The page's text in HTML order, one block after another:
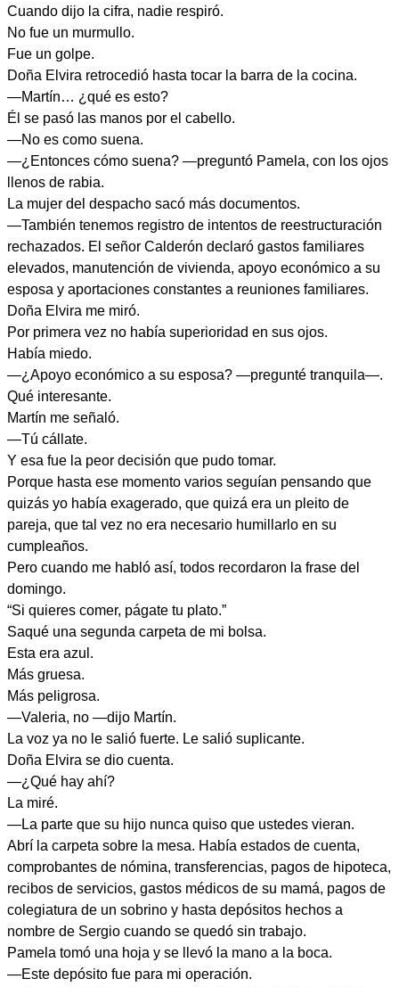
Cuando dijo la cifra, nadie respiró.
No fue un murmullo.
Fue un golpe.
Doña Elvira retrocedió hasta tocar la barra de la cocina.
—Martín… ¿qué es esto?
Él se pasó las manos por el cabello.
—No es como suena.
—¿Entonces cómo suena? —preguntó Pamela, con los ojos
llenos de rabia.
La mujer del despacho sacó más documentos.
—También tenemos registro de intentos de reestructuración
rechazados. El señor Calderón declaró gastos familiares
elevados, manutención de vivienda, apoyo económico a su
esposa y aportaciones constantes a reuniones familiares.
Doña Elvira me miró.
Por primera vez no había superioridad en sus ojos.
Había miedo.
—¿Apoyo económico a su esposa? —pregunté tranquila—.
Qué interesante.
Martín me señaló.
—Tú cállate.
Y esa fue la peor decisión que pudo tomar.
Porque hasta ese momento varios seguían pensando que
quizás yo había exagerado, que quizá era un pleito de
pareja, que tal vez no era necesario humillarlo en su
cumpleaños.
Pero cuando me habló así, todos recordaron la frase del
domingo.
“Si quieres comer, págate tu plato.”
Saqué una segunda carpeta de mi bolsa.
Esta era azul.
Más gruesa.
Más peligrosa.
—Valeria, no —dijo Martín.
La voz ya no le salió fuerte. Le salió suplicante.
Doña Elvira se dio cuenta.
—¿Qué hay ahí?
La miré.
—La parte que su hijo nunca quiso que ustedes vieran.
Abrí la carpeta sobre la mesa. Había estados de cuenta,
comprobantes de nómina, transferencias, pagos de hipoteca,
recibos de servicios, gastos médicos de su mamá, pagos de
colegiatura de un sobrino y hasta depósitos hechos a
nombre de Sergio cuando se quedó sin trabajo.
Pamela tomó una hoja y se llevó la mano a la boca.
—Este depósito fue para mi operación.